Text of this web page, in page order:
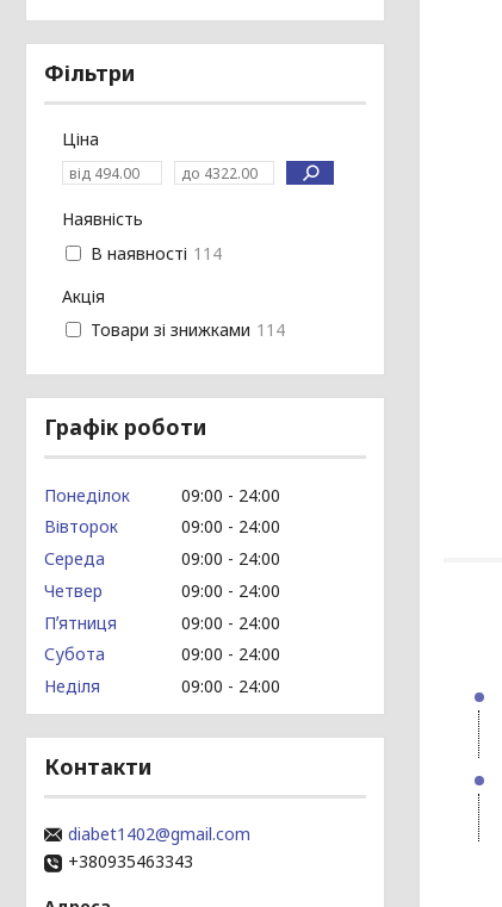
Фільтри
Ціна
Наявність
В наявності 114
Акція
Товари зі знижками 114
Графік роботи
Понеділок 09:00
24:00
Вівторок
09:00
24:00
Середа
09:00
24:00
Четвер
09:00
24:00
Пʼятниця
09:00
24:00
Субота
09:00
24:00
Неділя
09:00 24:00
Контакти
diabet1402@gmail.com
+380935463343